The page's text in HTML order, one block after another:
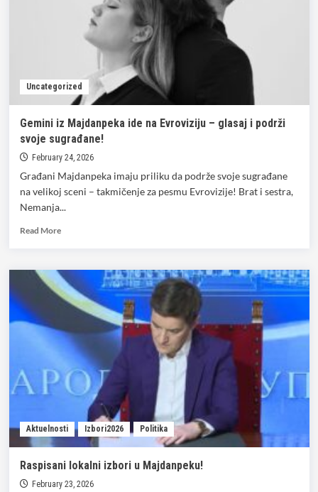
Majdanpeku
masina.rs
Uncategorized
Gemini iz Majdanpeka ide na Evroviziju – glasaj i podrži
svoje sugrađane!
February 24, 2026
Građani Majdanpeka imaju priliku da podrže svoje sugrađane
na velikoj sceni – takmičenje za pesmu Evrovizije! Brat i sestra,
Nemanja...
Read MoreRead
Gemini
iz
Majdanpeka
Evroviziju
podrži
sugrađane!
Aktuelnosti Izbori2026 Politika
Raspisani lokalni izbori u Majdanpeku!
February 23, 2026